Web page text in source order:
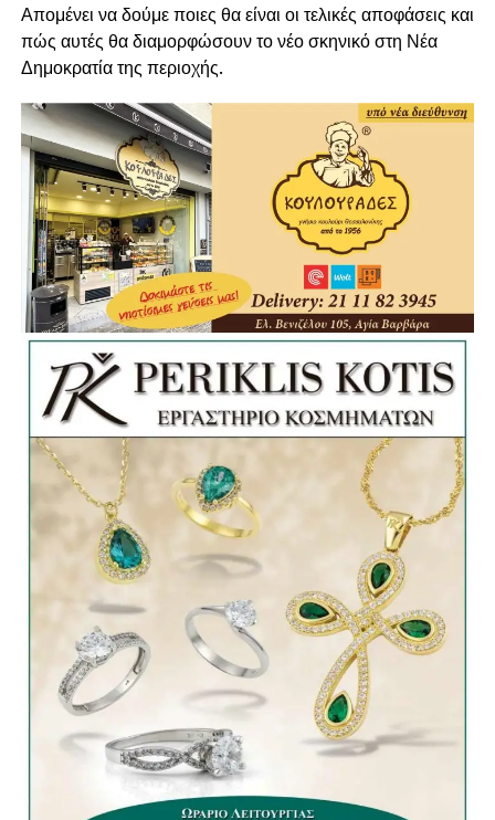
Απομένει να δούμε ποιες θα είναι οι τελικές αποφάσεις και
πώς αυτές θα διαμορφώσουν το νέο σκηνικό στη Νέα
Δημοκρατία της περιοχής.